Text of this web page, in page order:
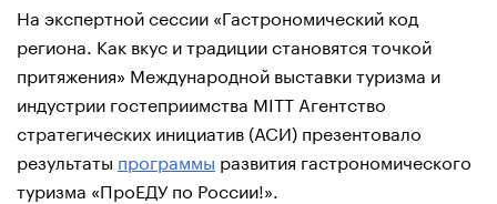
На экспертной сессии «Гастрономический код
региона. Как вкус и традиции становятся точкой
притяжения» Международной выставки туризма и
индустрии гостеприимства MITT Агентство
стратегических инициатив (АСИ) презентовало
результаты программы развития гастрономического
туризма «ПроЕДУ по России!».